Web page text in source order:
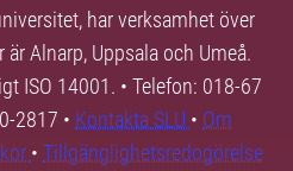
har verksamhet över
Alnarp, Uppsala och Umeå.
ISO 14001. • Telefon: 018-67
2817 • Kontakta SLU • Om
• Tillgänglighetsredogörelse